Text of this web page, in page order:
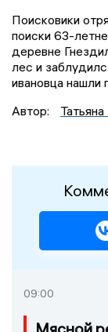
Поисковики
поиски 63-
деревне
лес и
ивановца нашли
Автор:
09:00